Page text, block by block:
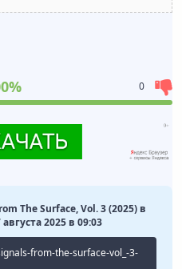
0
The Surface, Vol. 3 (2025) в
2025 в 09:03
from-the-surface-vol_-3-